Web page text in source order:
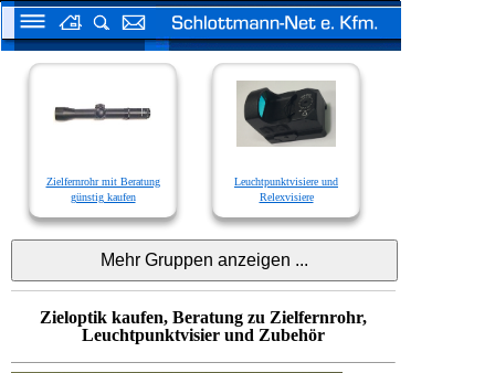
Zielfernrohr mit Beratung
günstig kaufen
Leuchtpunktvisiere und
Relexvisiere
Zieloptik kaufen, Beratung zu Zielfernrohr,
Leuchtpunktvisier und Zubehör